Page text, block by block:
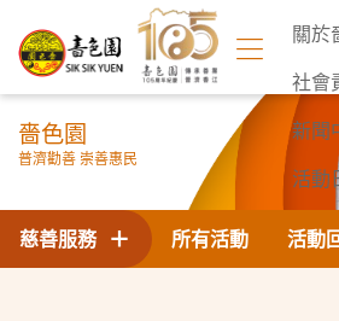
關於
社會
新聞
活動
聯絡
嗇色園
普濟勸善 崇善惠民
所有活動 活動
慈善服務